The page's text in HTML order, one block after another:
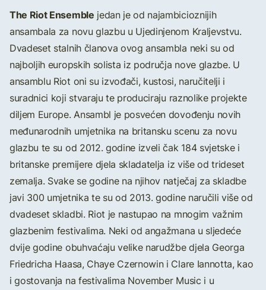
The Riot Ensemble jedan je od najambicioznijih
ansambala za novu glazbu u Ujedinjenom Kraljevstvu.
Dvadeset stalnih članova ovog ansambla neki su od
najboljih europskih solista iz područja nove glazbe. U
ansamblu Riot oni su izvođači, kustosi, naručitelji i
suradnici koji stvaraju te produciraju raznolike projekte
diljem Europe. Ansambl je posvećen dovođenju novih
međunarodnih umjetnika na britansku scenu za novu
glazbu te su od 2012. godine izveli čak 184 svjetske i
britanske premijere djela skladatelja iz više od trideset
zemalja. Svake se godine na njihov natječaj za skladbe
javi 300 umjetnika te su od 2013. godine naručili više od
dvadeset skladbi. Riot je nastupao na mnogim važnim
glazbenim festivalima. Neki od angažmana u sljedeće
dvije godine obuhvaćaju velike narudžbe djela Georga
Friedricha Haasa, Chaye Czernowin i Clare Iannotta, kao
i gostovanja na festivalima November Music i u